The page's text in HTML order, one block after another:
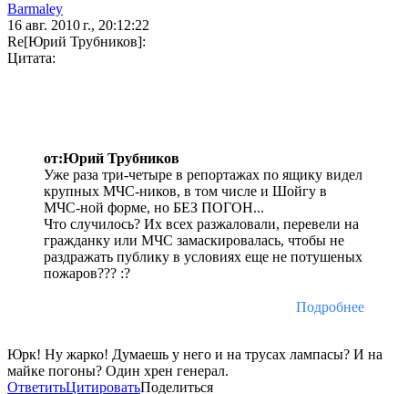
Barmaley
16 авг. 2010 г., 20:12:22
Re[Юрий Трубников]:
Цитата:
от:Юрий Трубников
Уже раза три-четыре в репортажах по ящику видел
крупных МЧС-ников, в том числе и Шойгу в
МЧС-ной форме, но БЕЗ ПОГОН...
Что случилось? Их всех разжаловали, перевели на
гражданку или МЧС замаскировалась, чтобы не
раздражать публику в условиях еще не потушеных
пожаров??? :?
Подробнее
Юрк! Ну жарко! Думаешь у него и на трусах лампасы? И на
майке погоны? Один хрен генерал.
ОтветитьЦитироватьПоделиться